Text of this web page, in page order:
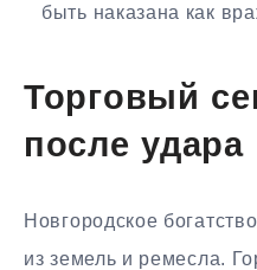
быть наказана как
Торговый
после удара
Новгородское
из земель и ремесла.